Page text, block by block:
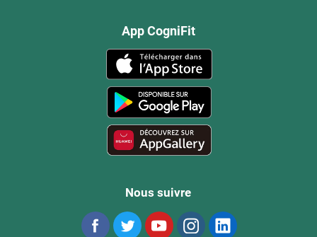
App CogniFit
Nous suivre